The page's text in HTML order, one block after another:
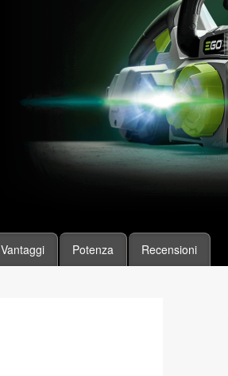
Vantaggi Potenza Recensioni